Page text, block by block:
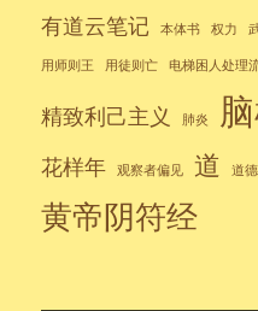
有道云笔记 本体书 权力
用师则王 用徒则亡 电梯困人处理
精致利己主义 肺炎
花样年 观察者偏见 道 道
黄帝阴符经